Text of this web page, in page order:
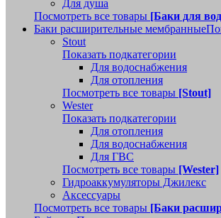
Для душа
Посмотреть все товары [Баки для
Баки расширительные мембранные
Stout
Показать подкатегории
Для водоснабжения
Для отопления
Посмотреть все товары [Stout]
Wester
Показать подкатегории
Для отопления
Для водоснабжения
Для ГВС
Посмотреть все товары [Wester]
Гидроаккумуляторы Джилекс
Аксессуары
Посмотреть все товары [Баки